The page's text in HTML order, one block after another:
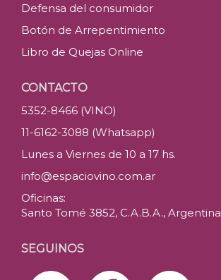
Defensa del consumidor
Botón de Arrepentimiento
Libro de Quejas Online
CONTACTO
5352-8466 (VINO)
11-6162-3088 (Whatsapp)
Lunes a Viernes de 10 a 17 hs.
info@espaciovino.com.ar
Oficinas:
Santo Tomé 3852, C.A.B.A., Argentina
SEGUINOS